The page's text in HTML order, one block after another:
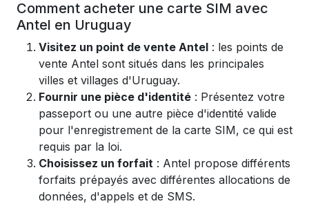
Comment acheter une carte SIM avec
Antel en Uruguay
Visitez un point de vente Antel : les points de
vente Antel sont situés dans les principales
villes et villages d'Uruguay.
Fournir une pièce d'identité : Présentez votre
passeport ou une autre pièce d'identité valide
pour l'enregistrement de la carte SIM, ce qui est
requis par la loi.
Choisissez un forfait : Antel propose différents
forfaits prépayés avec différentes allocations de
données, d'appels et de SMS.